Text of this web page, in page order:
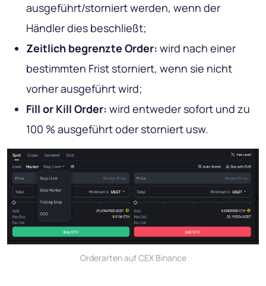
ausgeführt/storniert werden, wenn der
Händler dies beschließt;
Zeitlich begrenzte Order: wird nach einer
bestimmten Frist storniert, wenn sie nicht
vorher ausgeführt wird;
Fill or Kill Order: wird entweder sofort und zu
100 % ausgeführt oder storniert usw.
Orderarten auf CEX Binance